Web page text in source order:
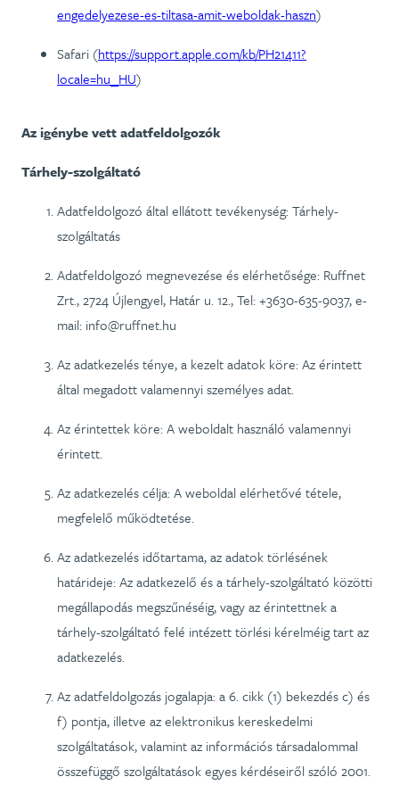
engedelyezese-es-tiltasa-amit-weboldak-haszn)
Safari (https://support.apple.com/kb/PH21411?
locale=hu_HU)
Az igénybe vett adatfeldolgozók
Tárhely-szolgáltató
Adatfeldolgozó által ellátott tevékenység: Tárhely-
szolgáltatás
Adatfeldolgozó megnevezése és elérhetősége: Ruffnet
Zrt., 2724 Újlengyel, Határ u. 12., Tel: +3630-635-9037, e-
mail: info@ruffnet.hu
Az adatkezelés ténye, a kezelt adatok köre: Az érintett
által megadott valamennyi személyes adat.
Az érintettek köre: A weboldalt használó valamennyi
érintett.
Az adatkezelés célja: A weboldal elérhetővé tétele,
megfelelő működtetése.
Az adatkezelés időtartama, az adatok törlésének
határideje: Az adatkezelő és a tárhely-szolgáltató közötti
megállapodás megszűnéséig, vagy az érintettnek a
tárhely-szolgáltató felé intézett törlési kérelméig tart az
adatkezelés.
Az adatfeldolgozás jogalapja: a 6. cikk (1) bekezdés c) és
f) pontja, illetve az elektronikus kereskedelmi
szolgáltatások, valamint az információs társadalommal
összefüggő szolgáltatások egyes kérdéseiről szóló 2001.